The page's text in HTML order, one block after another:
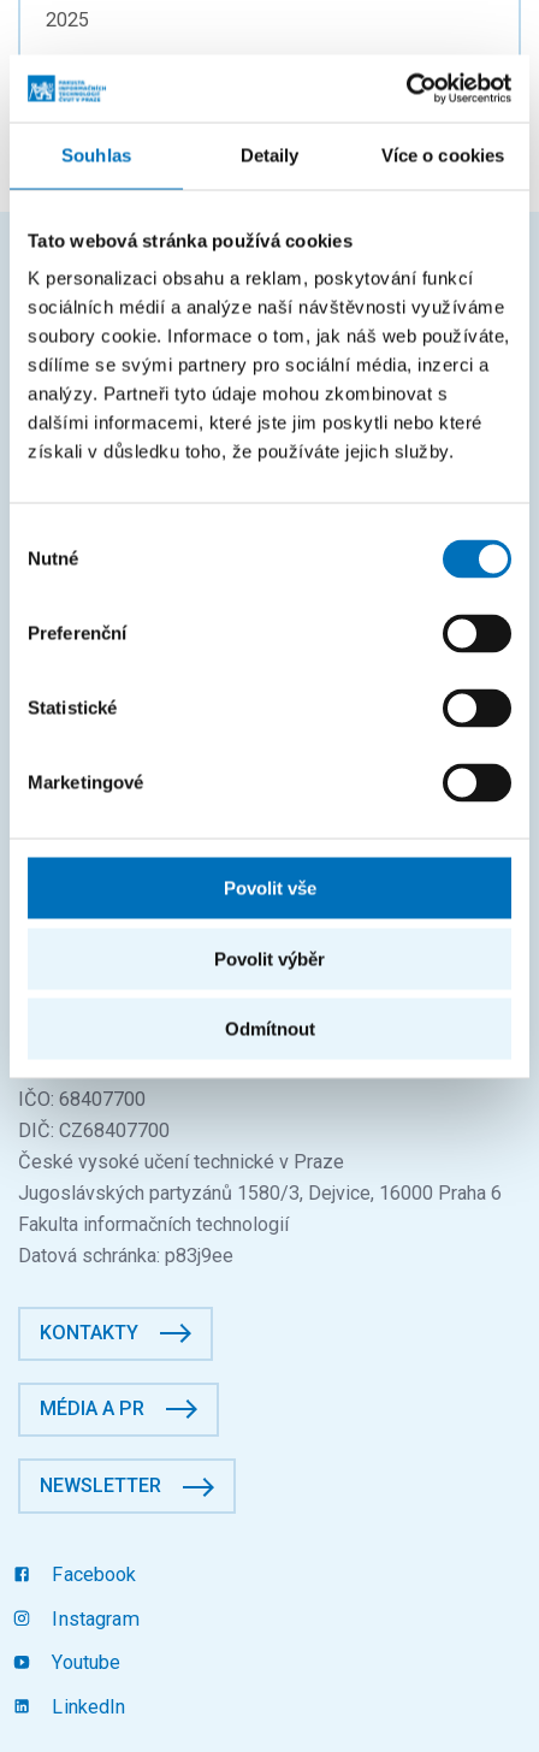
Souhlas Detaily Více o cookies
Tato webová stránka používá cookies
K personalizaci obsahu a reklam, poskytování funkcí
sociálních médií a analýze naší návštěvnosti využíváme
soubory cookie. Informace o tom, jak náš web používáte,
sdílíme se svými partnery pro sociální média, inzerci a
analýzy. Partneři tyto údaje mohou zkombinovat s
dalšími informacemi, které jste jim poskytli nebo které
získali v důsledku toho, že používáte jejich služby.
souhlasu
Nutné
Preferenční
Statistické
Marketingové
Povolit vše
Povolit výběr
Odmítnout
2025
Diplomová práce
ČASTO HLEDÁTE
Harmonogram akademického roku
Studijní oddělení
Průvodce studiem
Courses
Úvod
Věda a výzkum
IČO: 68407700
DIČ: CZ68407700
České vysoké učení technické v Praze
Jugoslávských partyzánů 1580/3, Dejvice, 16000 Praha 6
Fakulta informačních technologií
Datová schránka: p83j9ee
KONTAKTY
MÉDIA A PR
NEWSLETTER
Facebook
Instagram
Youtube
LinkedIn